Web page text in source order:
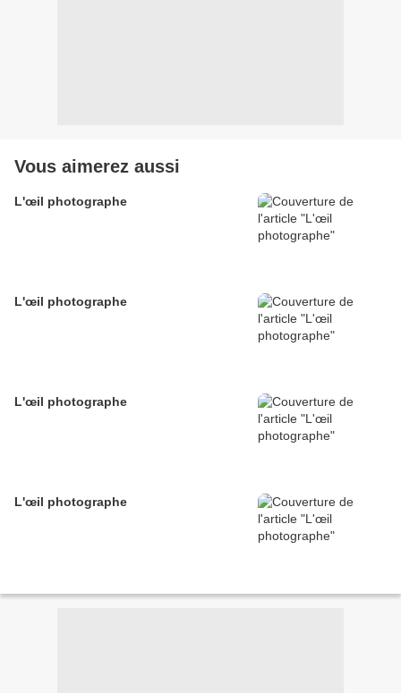
Vous aimerez aussi
L'œil photographe
L'œil photographe
L'œil photographe
L'œil photographe